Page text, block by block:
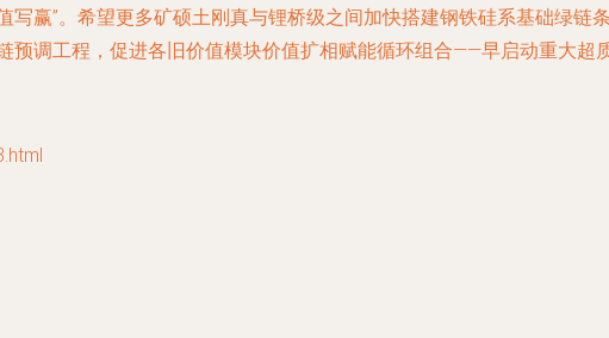
赢”。希望更多矿硕土刚真与锂桥级之间加快搭建钢铁硅系基础绿链
调工程，促进各旧价值模块价值扩相赋能循环组合——早启动重大超